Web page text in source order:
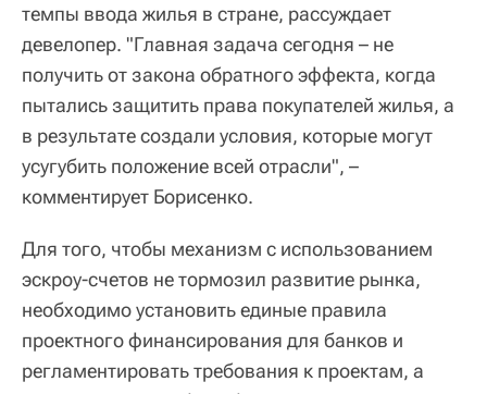
темпы ввода жилья в стране, рассуждает
девелопер. "Главная задача сегодня – не
получить от закона обратного эффекта, когда
пытались защитить права покупателей жилья, а
в результате создали условия, которые могут
усугубить положение всей отрасли", –
комментирует Борисенко.
Для того, чтобы механизм с использованием
эскроу-счетов не тормозил развитие рынка,
необходимо установить единые правила
проектного финансирования для банков и
регламентировать требования к проектам, а